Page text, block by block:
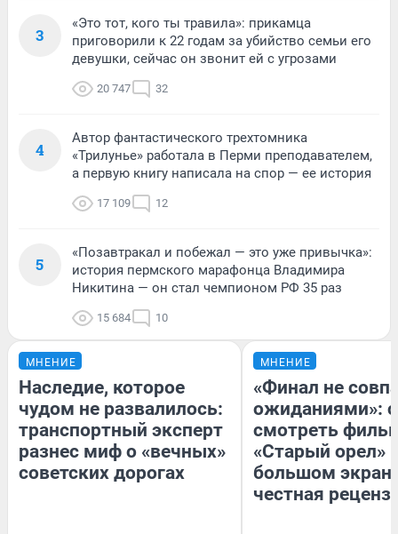
3
«Это тот, кого ты травила»: прикамца
приговорили к 22 годам за убийство семьи его
девушки, сейчас он звонит ей с угрозами
20 747 32
4
Автор фантастического трехтомника
«Трилунье» работала в Перми преподавателем,
а первую книгу написала на спор — ее история
17 109 12
5
«Позавтракал и побежал — это уже привычка»:
история пермского марафонца Владимира
Никитина — он стал чемпионом РФ 35 раз
15 684 10
МНЕНИЕ
Наследие, которое
чудом не развалилось:
транспортный эксперт
разнес миф о «вечных»
советских дорогах
МНЕНИЕ
«Финал не
ожиданиями»:
смотреть
«Старый орел»
большом
честная